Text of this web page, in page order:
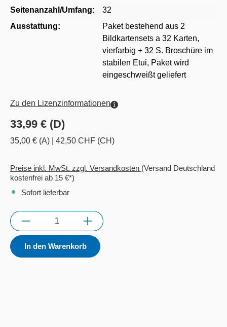
Seitenanzahl/Umfang:
32
Ausstattung:
Paket bestehend aus 2
Bildkartensets a 32 Karten,
vierfarbig + 32 S. Broschüre im
stabilen Etui, Paket wird
eingeschweißt geliefert
Zu den Lizenzinformationen
33,99 € (D)
35,00 € (A) 42,50 CHF (CH)
Preise inkl. MwSt. zzgl. Versandkosten (Versand Deutschland
kostenfrei ab 15 €*)
Sofort lieferbar
Anzahl
In den Warenkorb